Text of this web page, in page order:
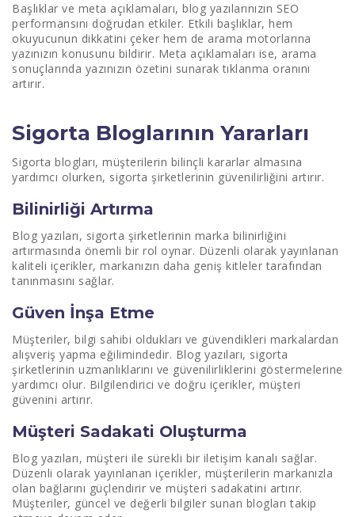
Sık Yapılan Hatalar ve Kaçınılması Gerekenler
Yanlış Bilgi Paylaşımı
Uzman Görüşleri Almak
Dil ve Tonun Önemi
Başlıklar ve meta açıklamaları, blog yazılarınızın SEO
performansını doğrudan etkiler. Etkili başlıklar, hem
okuyucunun dikkatini çeker hem de arama motorlarına
yazınızın konusunu bildirir. Meta açıklamaları ise, arama
sonuçlarında yazınızın özetini sunarak tıklanma oranını
artırır.
Sigorta Bloglarının Yararları
Sigorta blogları, müşterilerin bilinçli kararlar almasına
yardımcı olurken, sigorta şirketlerinin güvenilirliğini artırır.
Bilinirliği Artırma
Blog yazıları, sigorta şirketlerinin marka bilinirliğini
artırmasında önemli bir rol oynar. Düzenli olarak yayınlanan
kaliteli içerikler, markanızın daha geniş kitleler tarafından
tanınmasını sağlar.
Güven İnşa Etme
Müşteriler, bilgi sahibi oldukları ve güvendikleri markalardan
alışveriş yapma eğilimindedir. Blog yazıları, sigorta
şirketlerinin uzmanlıklarını ve güvenilirliklerini göstermelerine
yardımcı olur. Bilgilendirici ve doğru içerikler, müşteri
güvenini artırır.
Müşteri Sadakati Oluşturma
Blog yazıları, müşteri ile sürekli bir iletişim kanalı sağlar.
Düzenli olarak yayınlanan içerikler, müşterilerin markanızla
olan bağlarını güçlendirir ve müşteri sadakatini artırır.
Müşteriler, güncel ve değerli bilgiler sunan blogları takip